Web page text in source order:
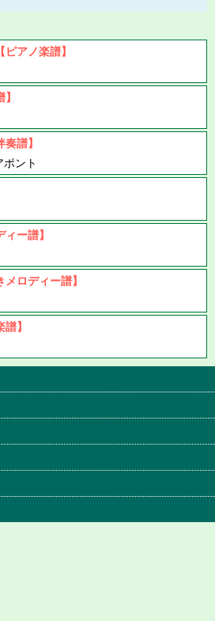
【ピアノ楽譜】
譜】
ント
ィー譜】
メロディー譜】
譜】